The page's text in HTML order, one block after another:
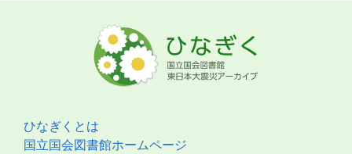
ひなぎくとは
国立国会図書館ホームページ